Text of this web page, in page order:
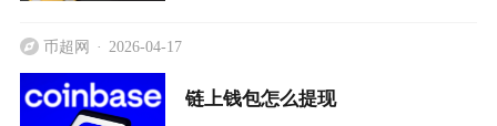
币超网 2026-04-17
链上钱包怎么提现